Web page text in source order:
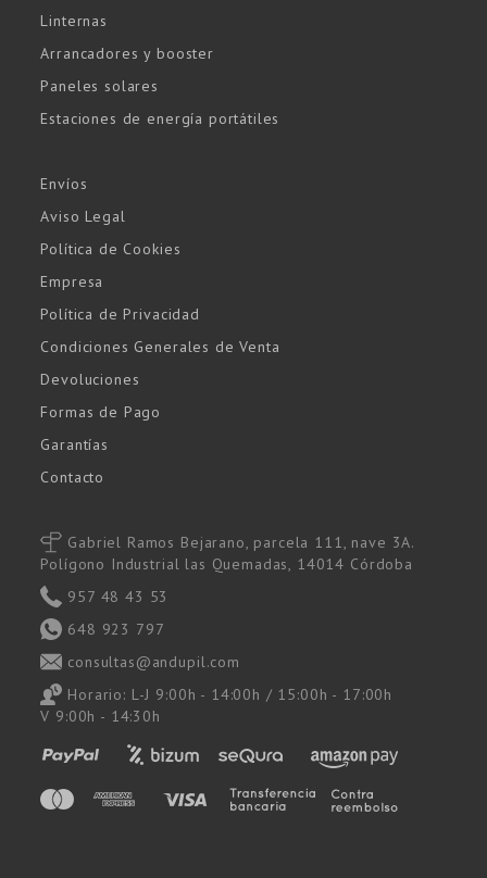
Linternas
Arrancadores y booster
Paneles solares
Estaciones de energía portátiles
Envíos
Aviso Legal
Política de Cookies
Empresa
Política de Privacidad
Condiciones Generales de Venta
Devoluciones
Formas de Pago
Garantías
Contacto
Gabriel Ramos Bejarano, parcela 111, nave 3A.
Polígono Industrial las Quemadas, 14014 Córdoba
957 48 43 53
648 923 797
consultas@andupil.com
Horario: L-J 9:00h - 14:00h / 15:00h - 17:00h
V 9:00h - 14:30h